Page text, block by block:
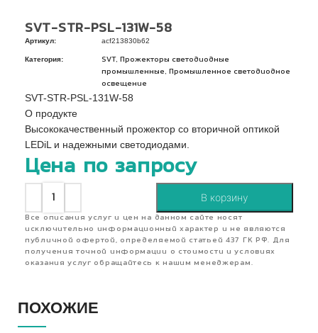
SVT-STR-PSL-131W-58
Артикул: acf213830b62
Категория: SVT,
Прожекторы светодиодные
промышленные
Промышленное светодиодное
освещение
SVT-STR-PSL-131W-58
О продукте
Высококачественный прожектор со вторичной оптикой
LEDiL и надежными светодиодами.
Цена по запросу
В корзину
Все описания услуг и цен на данном сайте носят
исключительно информационный характер и не являются
публичной офертой, определяемой статьей 437 ГК РФ. Для
получения точной информации о стоимости и условиях
оказания услуг обращайтесь к нашим менеджерам.
ПОХОЖИЕ